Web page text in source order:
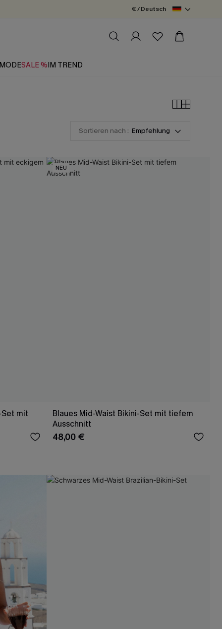
€ / Deutsch
SALE %IM TREND
Sortieren nach : Empfehlung
Set mit
NEU
Blaues Mid-Waist Bikini-Set mit tiefem
Ausschnitt
48,00 €